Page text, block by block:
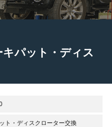
パット・ディス
ト・ディスクローター交換